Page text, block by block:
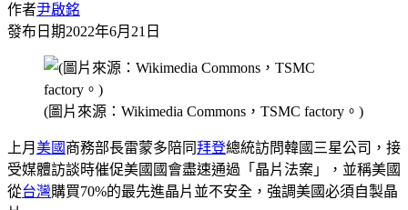
作者尹啟銘
發布日期2022年6月21日
(圖片來源：Wikimedia Commons，TSMC factory。)
上月 美國 商務部長雷蒙多陪同拜登總統訪問韓國三星公司，接
受媒體訪談時催促美國國會盡速通過「晶片法案」，並稱美國
從台灣購買70%的最先進晶片並不安全，強調美國必須自製晶